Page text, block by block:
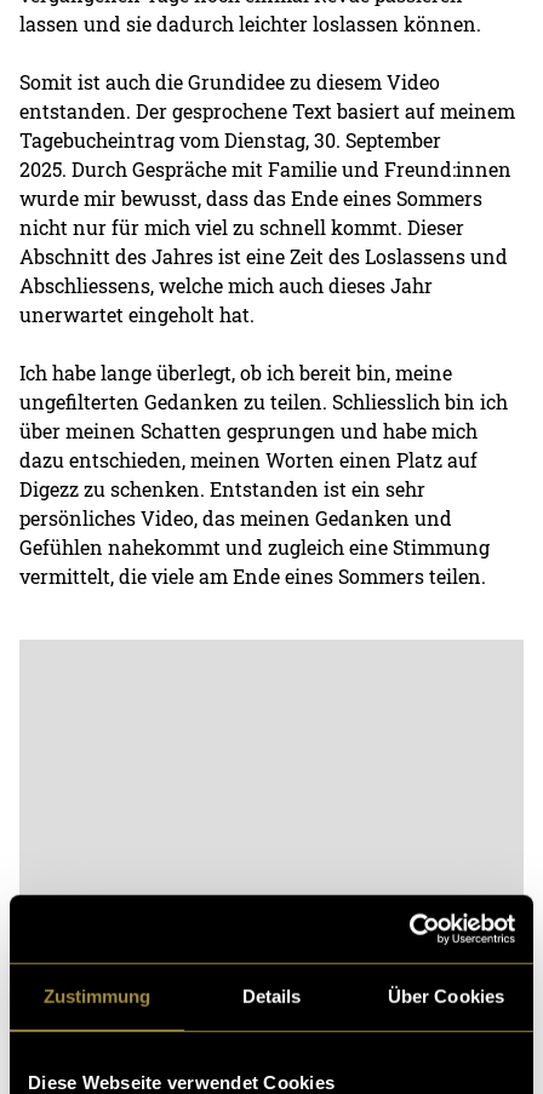
Zustimmung Details Über Cookies
Diese Webseite verwendet Cookies
lassen und sie dadurch leichter loslassen können.
Somit ist auch die Grundidee zu diesem Video
entstanden. Der gesprochene Text basiert auf meinem
Tagebucheintrag vom Dienstag, 30. September
2025. Durch Gespräche mit Familie und Freund:innen
wurde mir bewusst, dass das Ende eines Sommers
nicht nur für mich viel zu schnell kommt. Dieser
Abschnitt des Jahres ist eine Zeit des Loslassens und
Abschliessens, welche mich auch dieses Jahr
unerwartet eingeholt hat.
Ich habe lange überlegt, ob ich bereit bin, meine
ungefilterten Gedanken zu teilen. Schliesslich bin ich
über meinen Schatten gesprungen und habe mich
dazu entschieden, meinen Worten einen Platz auf
Digezz zu schenken. Entstanden ist ein sehr
persönliches Video, das meinen Gedanken und
Gefühlen nahekommt und zugleich eine Stimmung
vermittelt, die viele am Ende eines Sommers teilen.
Cookies um
diesen Inhalt zu sehen.